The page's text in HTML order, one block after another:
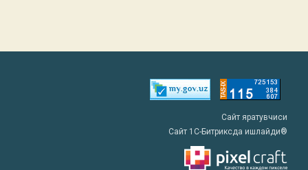
Сайт яратувчиси
Сайт 1C-Битриксда ишлайди®